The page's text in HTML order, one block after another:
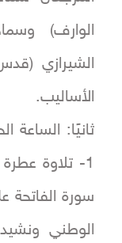
الوارف)
الشيرازي
الأساليب.
ثانيًا: الساعة
الوطني